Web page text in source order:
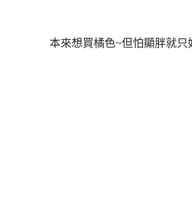
本來想買橘色~但怕顯胖就只